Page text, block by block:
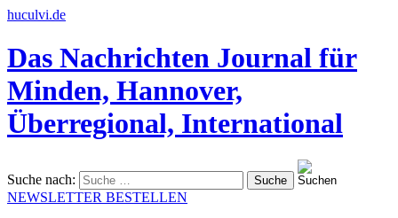
huculvi.de
Das Nachrichten Journal für
Minden, Hannover,
Überregional, International
Suche nach:
NEWSLETTER BESTELLEN